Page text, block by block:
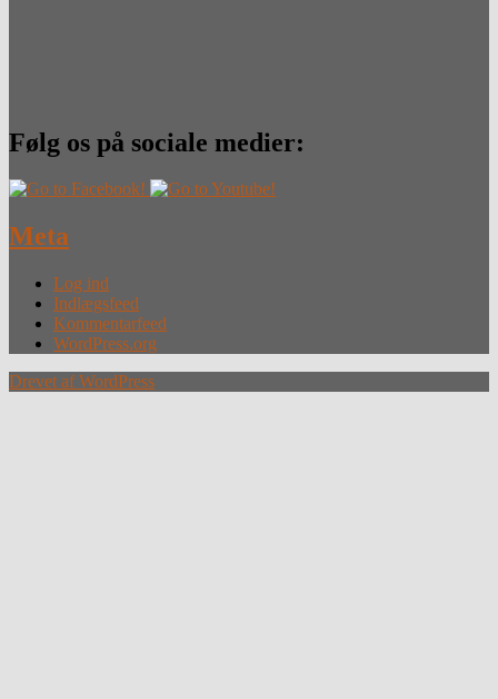
Følg os på sociale medier:
Meta
Log ind
Indlægsfeed
Kommentarfeed
WordPress.org
Drevet af WordPress